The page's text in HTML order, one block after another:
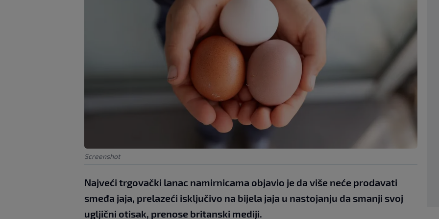
Screenshot
Najveći trgovački lanac namirnicama objavio je da više neće prodavati
smeđa jaja, prelazeći isključivo na bijela jaja u nastojanju da smanji svoj
ugljični otisak, prenose britanski mediji.